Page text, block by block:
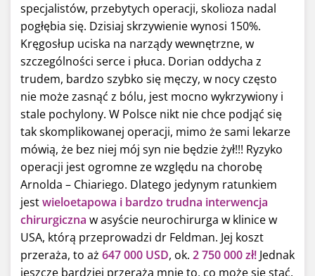
specjalistów, przebytych operacji, skolioza nadal
pogłębia się. Dzisiaj skrzywienie wynosi 150%.
Kręgosłup uciska na narządy wewnętrzne, w
szczególności serce i płuca. Dorian oddycha z
trudem, bardzo szybko się męczy, w nocy często
nie może zasnąć z bólu, jest mocno wykrzywiony i
stale pochylony. W Polsce nikt nie chce podjąć się
tak skomplikowanej operacji, mimo że sami lekarze
mówią, że bez niej mój syn nie będzie żył!!! Ryzyko
operacji jest ogromne ze względu na chorobę
Arnolda – Chiariego. Dlatego jedynym ratunkiem
jestwieloetapowa i bardzo trudna interwencja
chirurgiczna w asyście neurochirurga w klinice w
USA, którą przeprowadzi dr Feldman. Jej koszt
przeraża, to aż 647 000 USD, ok. 2 750 000 zł! Jednak
jeszcze bardziej przeraża mnie to, co może się stać,